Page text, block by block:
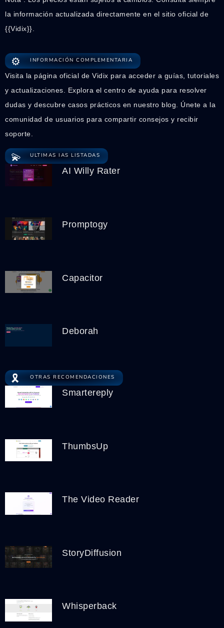
la información actualizada directamente en el sitio oficial de
{{Vidix}}.
⚙️ INFORMACIÓN COMPLEMENTARIA
Visita la página oficial de Vidix para acceder a guías, tutoriales
y actualizaciones. Explora el centro de ayuda para resolver
dudas y descubre casos prácticos en nuestro blog. Únete a la
comunidad de usuarios para compartir consejos y recibir
soporte.
💫 ULTIMAS IAS LISTADAS
AI Willy Rater
Promptogy
Capacitor
Deborah
🎗️ OTRAS RECOMENDACIONES
Smartereply
ThumbsUp
The Video Reader
StoryDiffusion
Whisperback